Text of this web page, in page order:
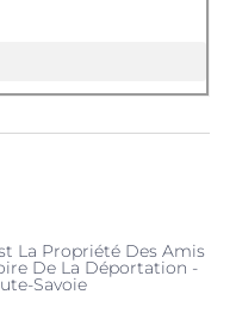
La Propriété Des Amis
De La Déportation -
Savoie